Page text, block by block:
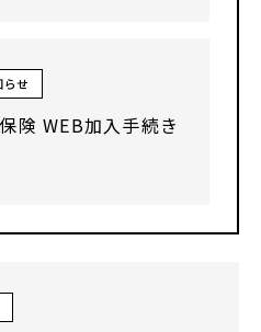
らせ
険 WEB加入手続き